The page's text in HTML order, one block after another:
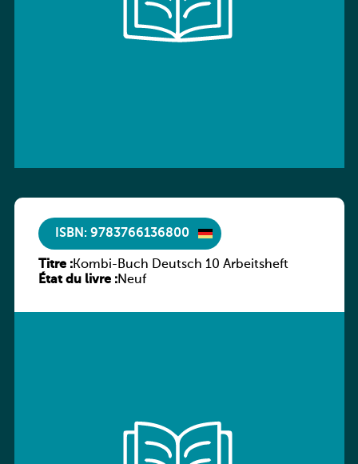
ISBN: 9783766136800
Titre :Kombi-Buch Deutsch 10 Arbeitsheft
État du livre :Neuf